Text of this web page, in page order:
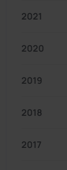
2021
2020
2019
2018
2017